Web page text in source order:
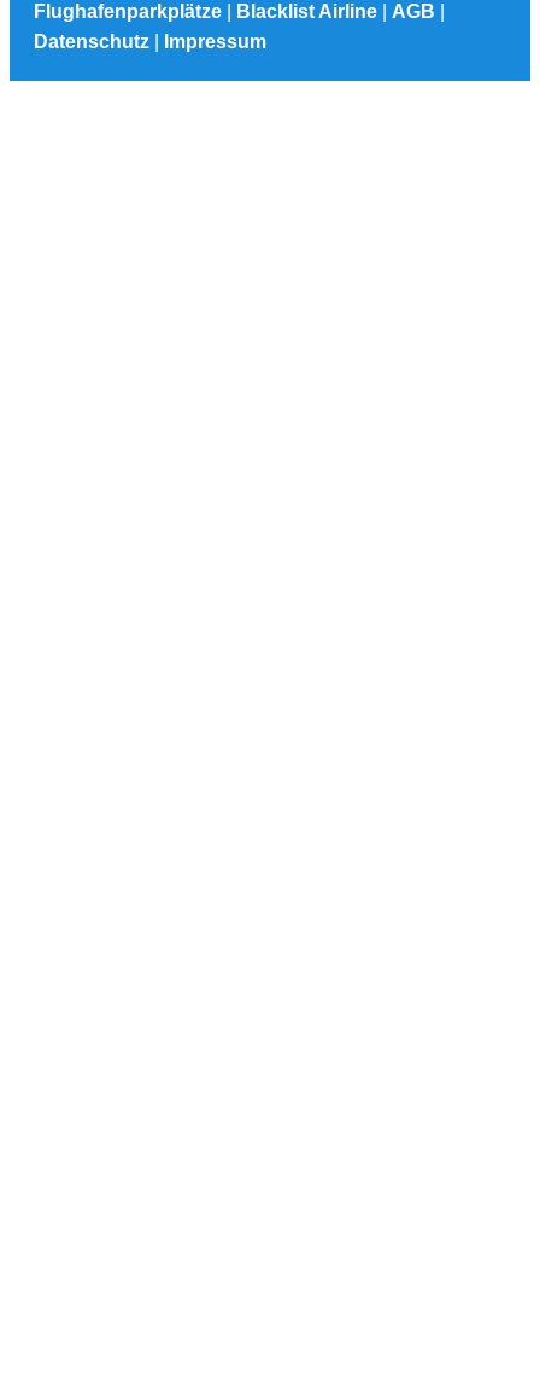
Flughafenparkplätze Blacklist Airline AGB
Datenschutz
Impressum